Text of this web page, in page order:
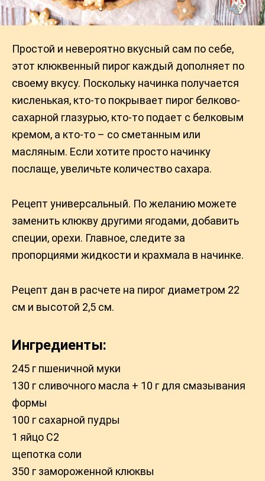
Простой и невероятно вкусный сам по себе,
этот клюквенный пирог каждый дополняет по
своему вкусу. Поскольку начинка получается
кисленькая, кто-то покрывает пирог белково-
сахарной глазурью, кто-то подает с белковым
кремом, а кто-то – со сметанным или
масляным. Если xотите просто начинку
послаще, увеличьте количество caxapа.
Рецепт универсальный. По желанию можете
заменить клюкву другими ягодами, добавить
специи, орехи. Главное, следите за
пропорциями жидкости и крахмала в начинке.
Рецепт дан в расчете на пирог диаметром 22
см и высотой 2,5 см.
Ингредиенты:
245 г пшеничной муки
130 г сливочного мacлa + 10 г для смазывания
формы
100 г сахарной пудры
1 яйцо C2
щепотка соли
350 г замороженной клюквы